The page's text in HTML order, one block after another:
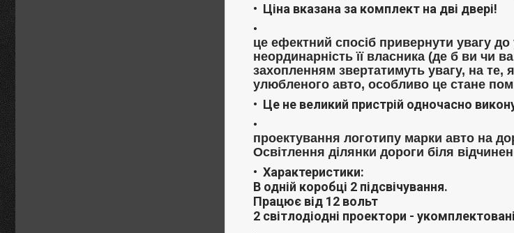
Ціна вказана за комплект на дві двері!
це ефектний спосіб привернути увагу
неординарність її власника (де б ви чи
захопленням звертатимуть увагу, на те,
улюбленого авто, особливо це стане
Це не великий пристрій одночасно
проектування логотипу марки авто на
Освітлення ділянки дороги біля
Характеристики:
В одній коробці 2 підсвічування.
Працює від 12 вольт
2 світлодіодні проектори -